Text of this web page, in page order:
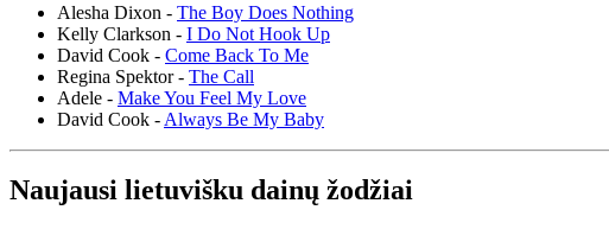
Alesha Dixon - The Boy Does Nothing
Kelly Clarkson - I Do Not Hook Up
David Cook - Come Back To Me
Regina Spektor - The Call
Adele - Make You Feel My Love
David Cook - Always Be My Baby
Naujausi lietuvišku dainų žodžiai